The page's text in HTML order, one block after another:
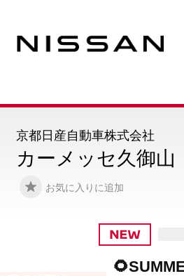
カーメッセ久御山
お気に入りに追加
京都日産自動車株式会社